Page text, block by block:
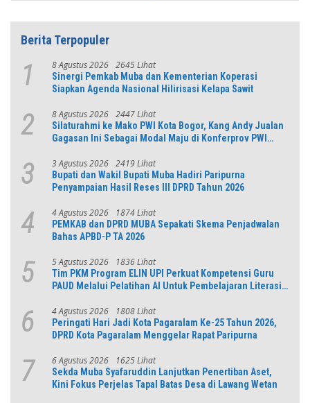
Berita Terpopuler
1 8 Agustus 2026 2645 Lihat
Sinergi Pemkab Muba dan Kementerian Koperasi
Siapkan Agenda Nasional Hilirisasi Kelapa Sawit
2 8 Agustus 2026 2447 Lihat
Silaturahmi ke Mako PWI Kota Bogor, Kang Andy Jualan
Gagasan Ini Sebagai Modal Maju di Konferprov PWI
3 3 Agustus 2026 2419 Lihat
Bupati dan Wakil Bupati Muba Hadiri Paripurna
Penyampaian Hasil Reses III DPRD Tahun 2026
4 4 Agustus 2026 1874 Lihat
PEMKAB dan DPRD MUBA Sepakati Skema Penjadwalan
Bahas APBD-P TA 2026
5 5 Agustus 2026 1836 Lihat
Tim PKM Program ELIN UPI Perkuat Kompetensi Guru
PAUD Melalui Pelatihan AI Untuk Pembelajaran Literasi
6 4 Agustus 2026 1808 Lihat
Peringati Hari Jadi Kota Pagaralam Ke-25 Tahun 2026,
DPRD Kota Pagaralam Menggelar Rapat Paripurna
7 6 Agustus 2026 1625 Lihat
Sekda Muba Syafaruddin Lanjutkan Penertiban Aset,
Kini Fokus Perjelas Tapal Batas Desa di Lawang Wetan